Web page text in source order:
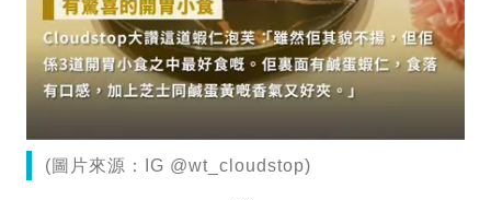
(圖片來源：IG @wt_cloudstop)